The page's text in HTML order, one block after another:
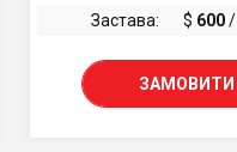
Застава:
$ 600/
ЗАМОВИТИ